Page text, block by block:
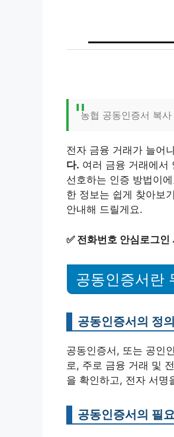
농협 공동인증서 복
전자 금융 거래가 늘어
다. 여러 금융 거래에서
선호하는 인증 방법이
한 정보는 쉽게 찾아보
안내해 드릴게요.
✅ 전화번호 안심로그인
공동인증서란
공동인증서의 정의
공동인증서, 또는 공인
로, 주로 금융 거래 및
을 확인하고, 전자 서명
공동인증서의 필